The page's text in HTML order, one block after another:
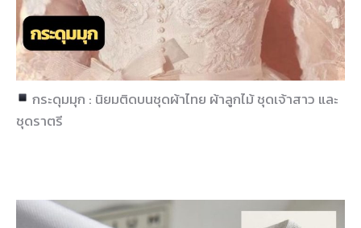
กระดุมมุก : นิยมติดบนชุดผ้าไทย ผ้าลูกไม้ ชุดเจ้าสาว และ
ชุดราตรี